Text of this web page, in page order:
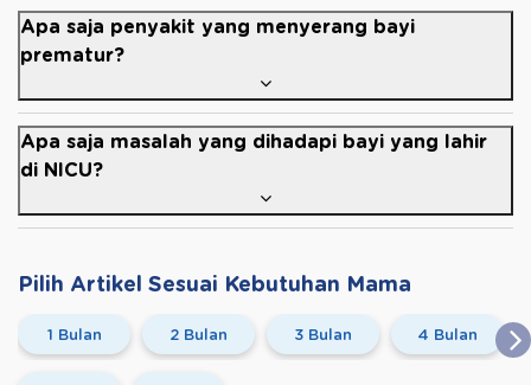
Apa saja penyakit yang menyerang bayi
prematur?
Apa saja masalah yang dihadapi bayi yang lahir
di NICU?
Pilih Artikel Sesuai Kebutuhan Mama
1 Bulan 2 Bulan 3 Bulan 4 Bulan